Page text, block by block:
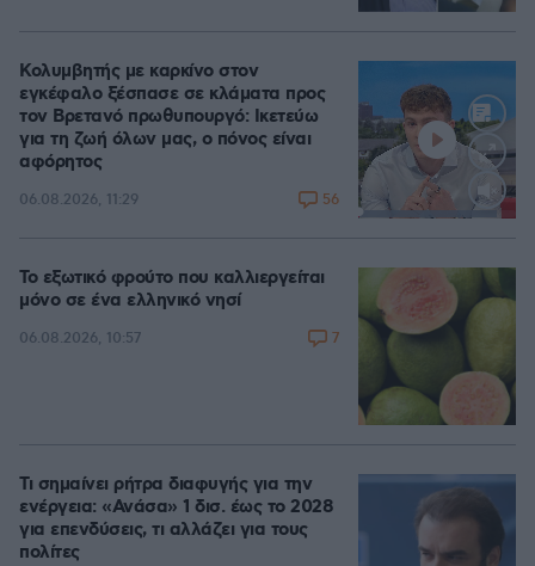
Loaded
Κολυμβητής με καρκίνο στον
εγκέφαλο ξέσπασε σε κλάματα προς
τον Βρετανό πρωθυπουργό: Ικετεύω
για τη ζωή όλων μας, ο πόνος είναι
αφόρητος
06.08.2026, 11:29 56
Το εξωτικό φρούτο που καλλιεργείται
μόνο σε ένα ελληνικό νησί
06.08.2026, 10:57 7
Τι σημαίνει ρήτρα διαφυγής για την
ενέργεια: «Ανάσα» 1 δισ. έως το 2028
για επενδύσεις, τι αλλάζει για τους
πολίτες